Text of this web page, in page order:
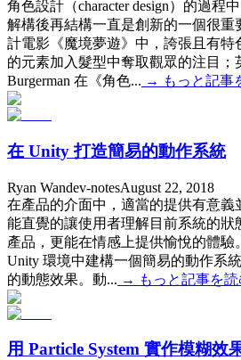
角色設計（character design）的過程
解構後再結構一直是創新的一個很重
計電影《魔境夢遊》中，誇張且有特
的元素加入髮型中奪取觀眾的注目；
Burgerman 在《角色... → もっと記事
在 Unity 打造簡易的動作系統
Ryan Wandev-notesAugust 22, 2018
在產品的介面中，適當的提供有意義
能直覺的讓使用者理解目前系統的狀
產品，更能在情感上提供愉悅的體驗
Unity 環境中建構一個簡易的動作系
的動態效果。動... → もっと記事を読
用 Particle System 實作模糊效